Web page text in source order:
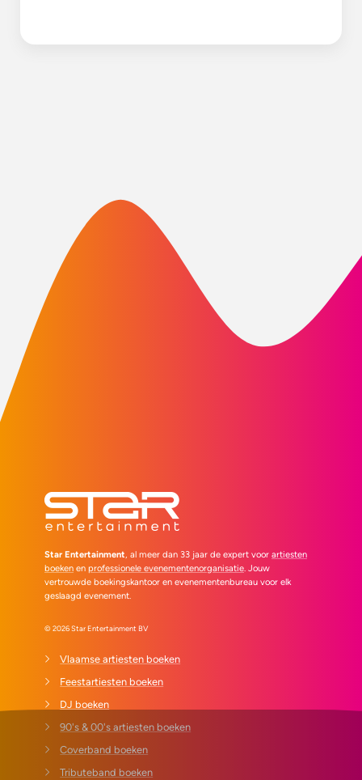
Star Entertainment, al meer dan 33 jaar de expert voor artiesten
boeken en professionele evenementenorganisatie. Jouw
vertrouwde boekingskantoor en evenementenbureau voor elk
geslaagd evenement.
© 2026 Star Entertainment BV
Vlaamse artiesten boeken
Feestartiesten boeken
DJ boeken
90's & 00's artiesten boeken
Coverband boeken
Tributeband boeken